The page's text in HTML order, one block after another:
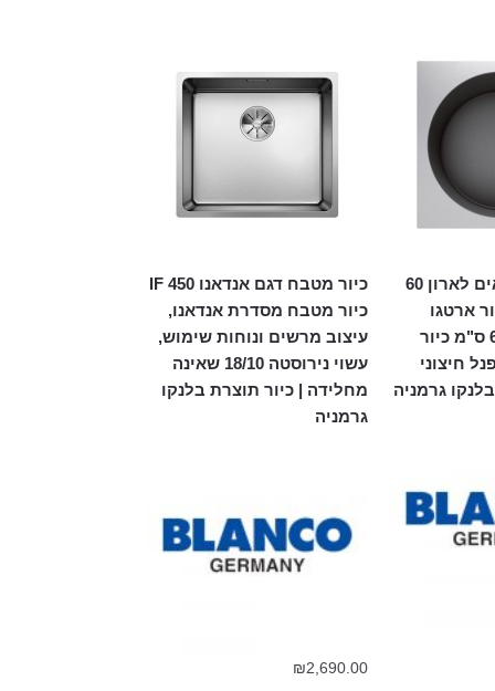
כיור ארטגו מתאים לארון 60
כיור ארטגו
מתאים לארון 60 ס"מ כיור
חיצוני
גרמניה
כיור מטבח דגם אנדאנו 450 IF
כיור מטבח מסדרת אנדאנו,
עיצוב מרשים ונוחות שימוש,
עשוי נירוסטה 18/10 שאינה
מחלידה | כיור תוצרת בלנקו
גרמניה
₪2,690.00